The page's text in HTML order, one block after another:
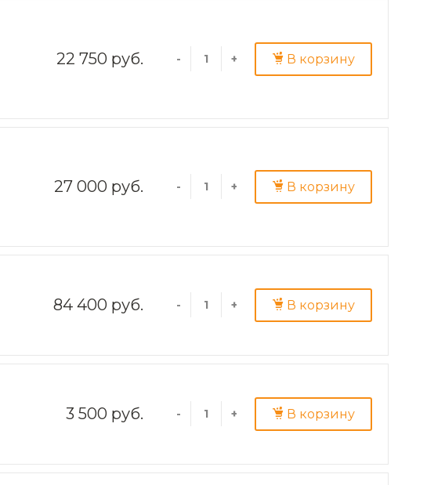
22 750 руб. - + В корзину
27 000 руб. - + В корзину
84 400 руб. - + В корзину
3 500 руб. - + В корзину